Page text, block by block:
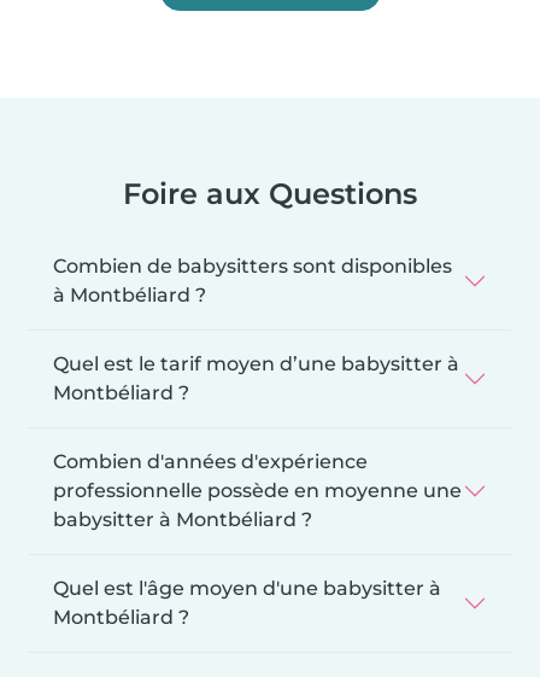
Foire aux Questions
Combien de babysitters sont disponibles
à Montbéliard ?
Quel est le tarif moyen d’une babysitter à
Montbéliard ?
Combien d'années d'expérience
professionnelle possède en moyenne une
babysitter à Montbéliard ?
Quel est l'âge moyen d'une babysitter à
Montbéliard ?